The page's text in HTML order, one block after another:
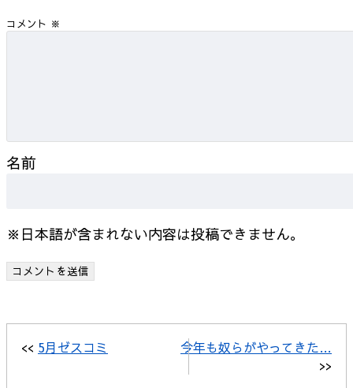
コメント ※
名前
※日本語が含まれない内容は投稿できません。
<< 5月ゼスコミ
今年も奴らがやってきた…
>>